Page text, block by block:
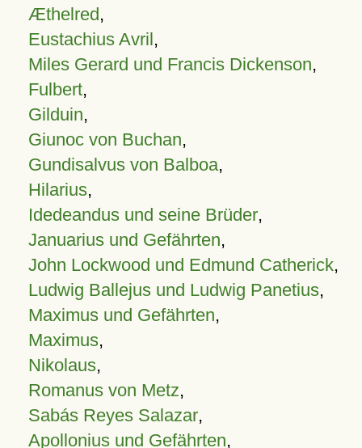
Æthelred,
Eustachius Avril,
Miles Gerard und Francis Dickenson,
Fulbert,
Gilduin,
Giunoc von Buchan,
Gundisalvus von Balboa,
Hilarius,
Idedeandus und seine Brüder,
Januarius und Gefährten,
John Lockwood und Edmund Catherick,
Ludwig Ballejus und Ludwig Panetius,
Maximus und Gefährten,
Maximus,
Nikolaus,
Romanus von Metz,
Sabás Reyes Salazar,
Apollonius und Gefährten,